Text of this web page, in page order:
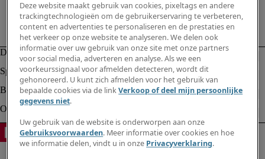
Deze website maakt gebruik van cookies, pixeltags en andere
trackingtechnologieën om de gebruikerservaring te verbeteren,
content en advertenties te personaliseren en de prestaties en
het verkeer op onze website te analyseren. We delen ook
informatie over uw gebruik van onze site met onze partners
voor social media, adverteren en analyse. Als we een
voorkeurssignaal voor afmelden detecteren, wordt dit
gehonoreerd. U kunt zich afmelden voor het gebruik van
bepaalde cookies via de linkVerkoop of deel mijn persoonlijke
gegevens niet.
Uw gebruik van de website is onderworpen aan onze
Gebruiksvoorwaarden. Meer informatie over cookies en hoe
we informatie delen, vindt u in onze Privacyverklaring.